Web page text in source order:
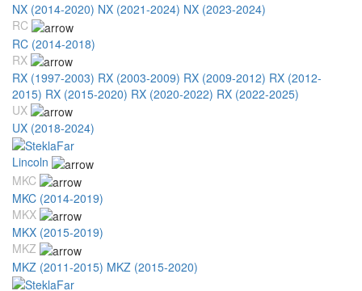
NX (2014-2020) NX (2021-2024) NX (2023-2024)
RC
RC (2014-2018)
RX
RX (1997-2003) RX (2003-2009) RX (2009-2012) RX (2012-
2015) RX (2015-2020) RX (2020-2022) RX (2022-2025)
UX
UX (2018-2024)
Lincoln
MKC
MKC (2014-2019)
MKX
MKX (2015-2019)
MKZ
MKZ (2011-2015) MKZ (2015-2020)